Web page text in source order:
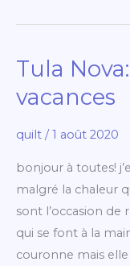
Tula
vacances
quilt /1 août 2020
bonjour à toutes!
malgré la chaleur
sont l’occasion de
qui se font à la
couronne mais
Tula
avancée
des